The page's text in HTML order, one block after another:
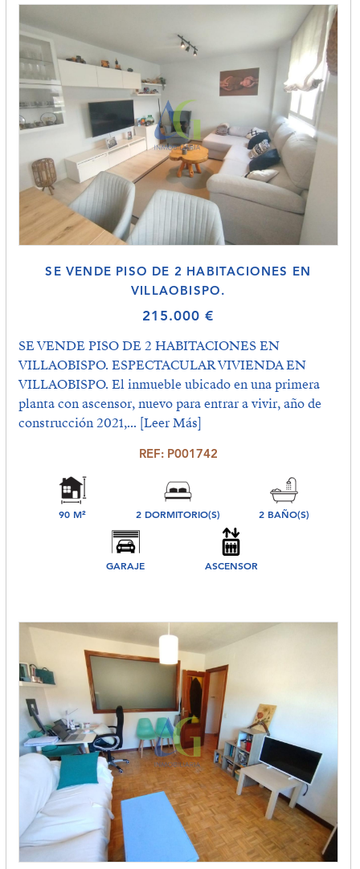
SE VENDE PISO DE 2 HABITACIONES EN
VILLAOBISPO.
215.000 €
SE VENDE PISO DE 2 HABITACIONES EN
VILLAOBISPO. ESPECTACULAR VIVIENDA EN
VILLAOBISPO. El inmueble ubicado en una primera
planta con ascensor, nuevo para entrar a vivir, año de
construcción 2021,... [Leer Más]
REF: P001742
90 M² 2 DORMITORIO(S) 2 BAÑO(S)
GARAJE ASCENSOR